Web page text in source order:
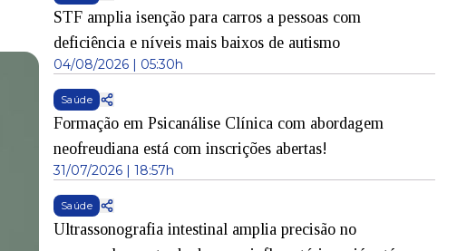
STF amplia isenção para carros a pessoas com
deficiência e níveis mais baixos de autismo
04/08/2026 | 05:30h
Saúde
Formação em Psicanálise Clínica com abordagem
neofreudiana está com inscrições abertas!
31/07/2026 | 18:57h
Saúde
Ultrassonografia intestinal amplia precisão no